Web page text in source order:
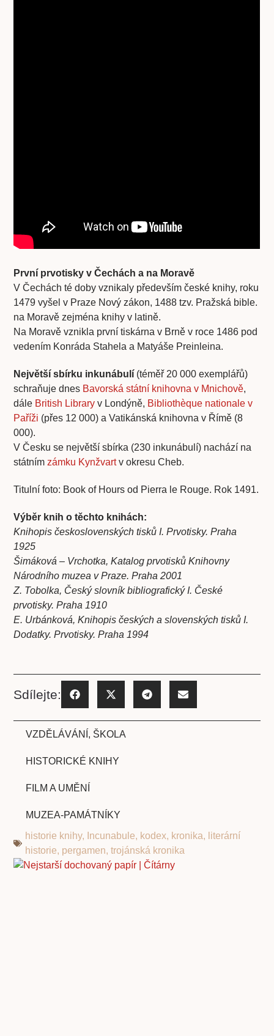
První prvotisky v Čechách a na Moravě
V Čechách té doby vznikaly především české knihy, roku
1479 vyšel v Praze Nový zákon, 1488 tzv. Pražská bible.
na Moravě zejména knihy v latině.
Na Moravě vznikla první tiskárna v Brně v roce 1486 pod
vedením Konráda Stahela a Matyáše Preinleina.
Největší sbírku inkunábulí (téměř 20 000 exemplářů)
schraňuje dnes Bavorská státní knihovna v Mnichově,
dále British Libraryv Londýně, Bibliothèque nationale v
Paříži (přes 12 000) a Vatikánská knihovna v Římě (8
000).
V Česku se největší sbírka (230 inkunábulí) nachází na
státnímzámku Kynžvartv okresu Cheb.
Titulní foto: Book of Hours od Pierra le Rouge. Rok 1491.
Výběr knih o těchto knihách:
Knihopis československých tisků I. Prvotisky. Praha
1925
Šimáková – Vrchotka, Katalog prvotisků Knihovny
Národního muzea v Praze. Praha 2001
Z. Tobolka, Český slovník bibliografický I. České
prvotisky. Praha 1910
E. Urbánková, Knihopis českých a slovenských tisků I.
Dodatky. Prvotisky. Praha 1994
Sdílejte:
VZDĚLÁVÁNÍ, ŠKOLA
HISTORICKÉ KNIHY
FILM A UMĚNÍ
MUZEA-PAMÁTNÍKY
historie knihy, Incunabule, kodex, kronika, literární
historie, pergamen,trojánská kronika